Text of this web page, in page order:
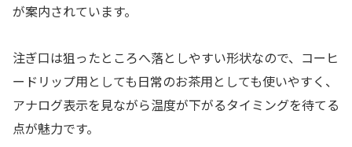
が案内されています。
注ぎ口は狙ったところへ落としやすい形状なので、コーヒ
ードリップ用としても日常のお茶用としても使いやすく、
アナログ表示を見ながら温度が下がるタイミングを待てる
点が魅力です。